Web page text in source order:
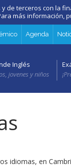
de terceros con la
más información,
Agenda
Inglés
jovenes y niños
idiomas, en